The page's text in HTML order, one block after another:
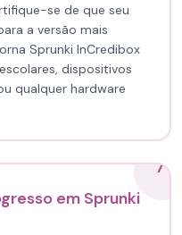
se de que seu
a versão mais
Sprunki InCredibox
dispositivos
qualquer hardware
7
em Sprunki